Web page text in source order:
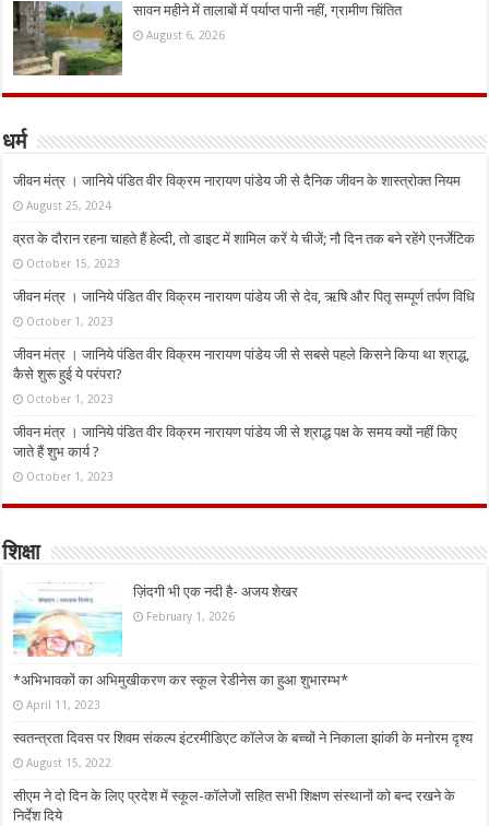
सावन महीने में तालाबों में पर्याप्त पानी नहीं, ग्रामीण चिंतित
August 6, 2026
धर्म
जीवन मंत्र । जानिये पंडित वीर विक्रम नारायण पांडेय जी से दैनिक जीवन के शास्त्रोक्त नियम
August 25, 2024
व्रत के दौरान रहना चाहते हैं हेल्दी, तो डाइट में शामिल करें ये चीजें; नौ दिन तक बने रहेंगे एनर्जेटिक
October 15, 2023
जीवन मंत्र । जानिये पंडित वीर विक्रम नारायण पांडेय जी से देव, ऋषि और पितृ सम्पूर्ण तर्पण विधि
October 1, 2023
जीवन मंत्र । जानिये पंडित वीर विक्रम नारायण पांडेय जी से सबसे पहले किसने किया था श्राद्ध,
कैसे शुरू हुई ये परंपरा?
October 1, 2023
जीवन मंत्र । जानिये पंडित वीर विक्रम नारायण पांडेय जी से श्राद्ध पक्ष के समय क्यों नहीं किए
जाते हैं शुभ कार्य ?
October 1, 2023
शिक्षा
ज़िंदगी भी एक नदी है- अजय शेखर
February 1, 2026
*अभिभावकों का अभिमुखीकरण कर स्कूल रेडीनेस का हुआ शुभारम्भ*
April 11, 2023
स्वतन्त्रता दिवस पर शिवम संकल्प इंटरमीडिएट कॉलेज के बच्चों ने निकाला झांकी के मनोरम दृश्य
August 15, 2022
सीएम ने दो दिन के लिए प्रदेश में स्कूल-कॉलेजों सहित सभी शिक्षण संस्थानों को बन्द रखने के
निर्देश दिये